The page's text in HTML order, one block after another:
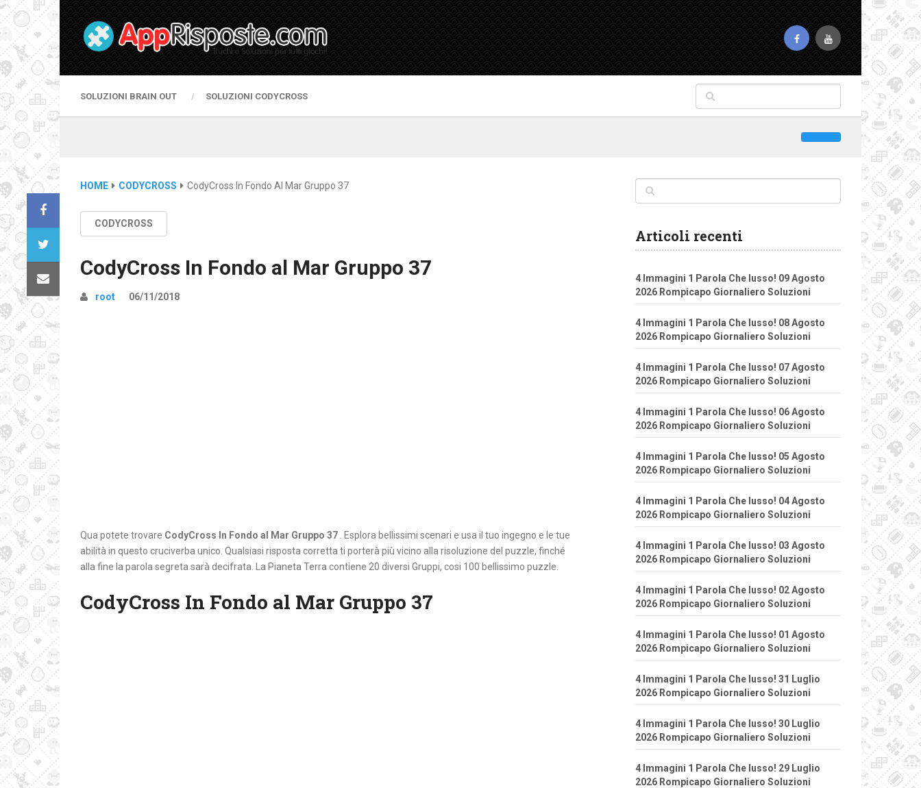
SOLUZIONI BRAIN OUT SOLUZIONI CODYCROSS
HOME CODYCROSS CodyCross In Fondo Al Mar Gruppo 37
CODYCROSS
CodyCross In Fondo al Mar Gruppo 37
root 06/11/2018
Qua potete trovare CodyCross In Fondo al Mar Gruppo 37
. Esplora bellissimi scenari e usa il tuo ingegno e le tue
abilità in questo cruciverba unico. Qualsiasi risposta corretta ti porterà più vicino alla risoluzione del puzzle, finché
alla fine la parola segreta sarà decifrata. La Pianeta Terra contiene 20 diversi Gruppi, cosi 100 bellissimo puzzle.
CodyCross In Fondo al Mar Gruppo 37
Articoli recenti
4 Immagini 1 Parola Che lusso! 09 Agosto
2026 Rompicapo Giornaliero Soluzioni
4 Immagini 1 Parola Che lusso! 08 Agosto
2026 Rompicapo Giornaliero Soluzioni
4 Immagini 1 Parola Che lusso! 07 Agosto
2026 Rompicapo Giornaliero Soluzioni
4 Immagini 1 Parola Che lusso! 06 Agosto
2026 Rompicapo Giornaliero Soluzioni
4 Immagini 1 Parola Che lusso! 05 Agosto
2026 Rompicapo Giornaliero Soluzioni
4 Immagini 1 Parola Che lusso! 04 Agosto
2026 Rompicapo Giornaliero Soluzioni
4 Immagini 1 Parola Che lusso! 03 Agosto
2026 Rompicapo Giornaliero Soluzioni
4 Immagini 1 Parola Che lusso! 02 Agosto
2026 Rompicapo Giornaliero Soluzioni
4 Immagini 1 Parola Che lusso! 01 Agosto
2026 Rompicapo Giornaliero Soluzioni
4 Immagini 1 Parola Che lusso! 31 Luglio
2026 Rompicapo Giornaliero Soluzioni
4 Immagini 1 Parola Che lusso! 30 Luglio
2026 Rompicapo Giornaliero Soluzioni
4 Immagini 1 Parola Che lusso! 29 Luglio
2026 Rompicapo Giornaliero Soluzioni